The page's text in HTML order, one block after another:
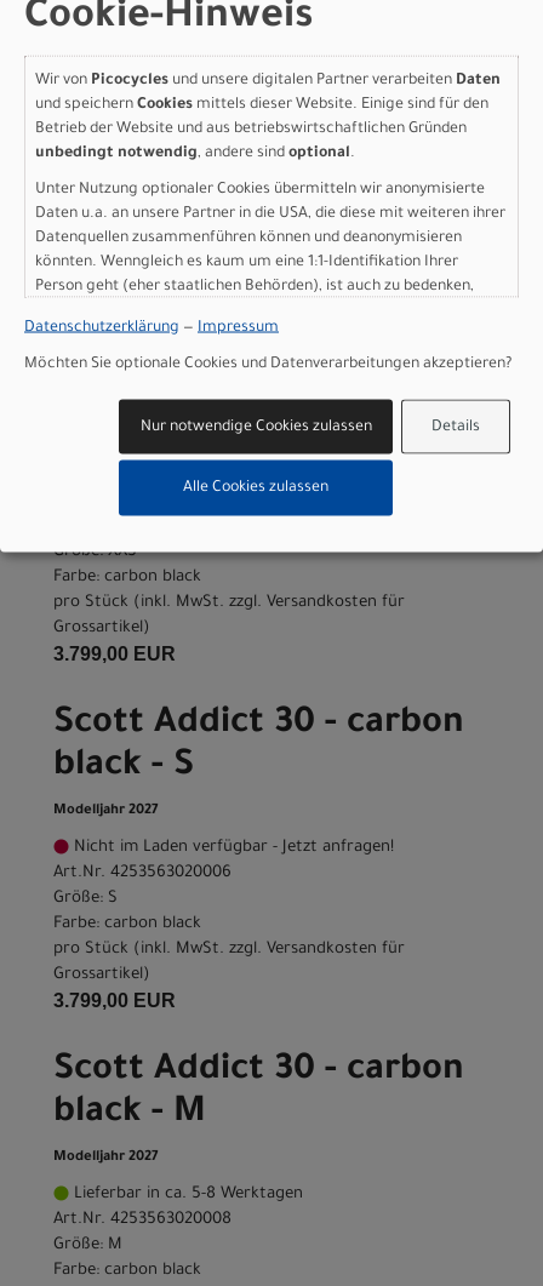
Modelljahr 2027
verfügbar!
Art.Nr. 4253563020004
Größe: XS
Farbe: carbon black
Grossartikel )
IN DEN WARENKORB
Scott Addict 30 - carbon
black - XXS
Modelljahr 2027
Größe: XXS
Farbe: carbon black
pro Stück (inkl. MwSt. zzgl. Versandkosten für
Grossartikel)
3.799,00 EUR
Scott Addict 30 - carbon
black - S
Modelljahr 2027
Nicht im Laden verfügbar - Jetzt anfragen!
Art.Nr. 4253563020006
Größe: S
Farbe: carbon black
pro Stück (inkl. MwSt. zzgl. Versandkosten für
Grossartikel)
3.799,00 EUR
Scott Addict 30 - carbon
black - M
Modelljahr 2027
Lieferbar in ca. 5-8 Werktagen
Art.Nr. 4253563020008
Größe: M
Farbe: carbon black
Cookie-Hinweis
Wir von Picocycles und unsere digitalen Partner verarbeiten Daten
und speichern Cookies mittels dieser Website. Einige sind für den
Betrieb der Website und aus betriebswirtschaftlichen Gründen
unbedingt notwendig, andere sind optional.
Unter Nutzung optionaler Cookies übermitteln wir anonymisierte
Daten u.a. an unsere Partner in die USA, die diese mit weiteren ihrer
Datenquellen zusammenführen können und deanonymisieren
könnten. Wenngleich es kaum um eine 1:1-Identifikation Ihrer
Person geht (eher staatlichen Behörden), ist auch zu bedenken,
sind wie bei uns in der Europäischen Union.
Datenschutzerklärung — Impressum
Möchten Sie optionale Cookies und Datenverarbeitungen akzeptieren?
Details
Nur notwendige Cookies zulassen
Alle Cookies zulassen